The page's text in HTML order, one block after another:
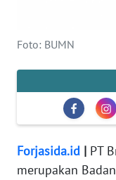
Foto: BUMN
Forjasida.id | PT
merupakan
TRAVEL
WAHANA
WAHANA
UMKM